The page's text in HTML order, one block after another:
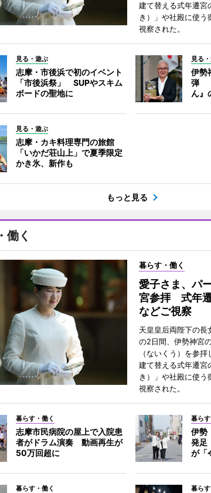
建て替える式年遷宮
き）」や社殿に使
視察された。
見る・遊ぶ
志摩・市後浜で初のイベント
「市後浜祭」 SUPやスキム
ボードの聖地に
見る
伊勢
弾
ん』
見る・遊ぶ
志摩・カキ料理専門の旅館
「いかだ荘山上」で夏季限定
かき氷、新作も
もっと見る
働く
暮らす・働く
愛子さま、パ
宮参拝 式年遷
などご視察
天皇皇后両陛下の長
の2日間、伊勢神宮
（ないくう）を参
建て替える式年遷宮
き）」や社殿に使
視察された。
暮らす・働く
志摩市民病院の屋上で入院患
者がドラム演奏 動画再生が
50万回超に
暮ら
伊勢
発足
が「
暮らす・働く 暮ら